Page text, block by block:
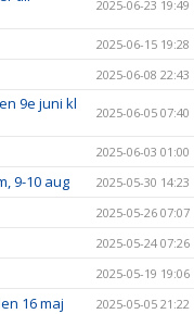
2025-06-23 19:49
2025-06-15 19:28
2025-06-08 22:43
9e juni kl
2025-06-05 07:40
2025-06-03 01:00
9-10 aug 2025-05-30 14:23
2025-05-26 07:07
2025-05-24 07:26
2025-05-19 19:06
16 maj 2025-05-05 21:22